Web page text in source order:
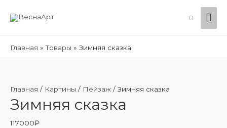
0
Главная Товары Зимняя сказка
Главная / Картины / Пейзаж / Зимняя сказка
Зимняя сказка
117000₽